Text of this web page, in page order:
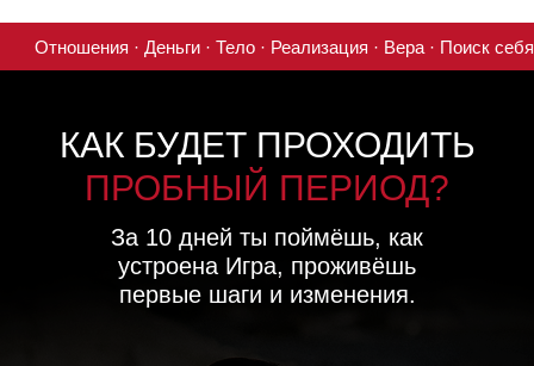
Отношения · Деньги · Тело · Реализация · Вера · Поиск
КАК БУДЕТ ПРОХОДИТЬ
ПРОБНЫЙ ПЕРИОД?
За 10 дней ты поймёшь, как
устроена Игра, проживёшь
первые шаги и изменения.